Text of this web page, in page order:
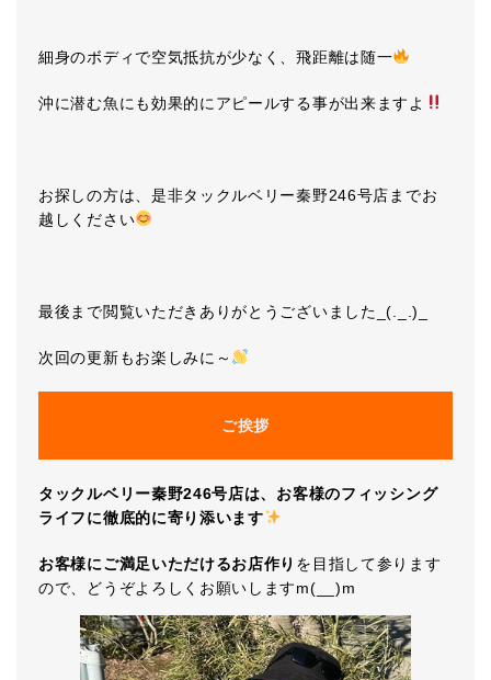
細身のボディで空気抵抗が少なく、飛距離は随一
沖に潜む魚にも効果的にアピールする事が出来ますよ
お探しの方は、是非タックルベリー秦野246号店までお
越しください
最後まで閲覧いただきありがとうございました_(._.)_
次回の更新もお楽しみに～
ご挨拶
タックルベリー秦野246号店は、お客様のフィッシング
ライフに徹底的に寄り添います
お客様にご満足いただけるお店作り を目指して参ります
ので、どうぞよろしくお願いしますm(__)m